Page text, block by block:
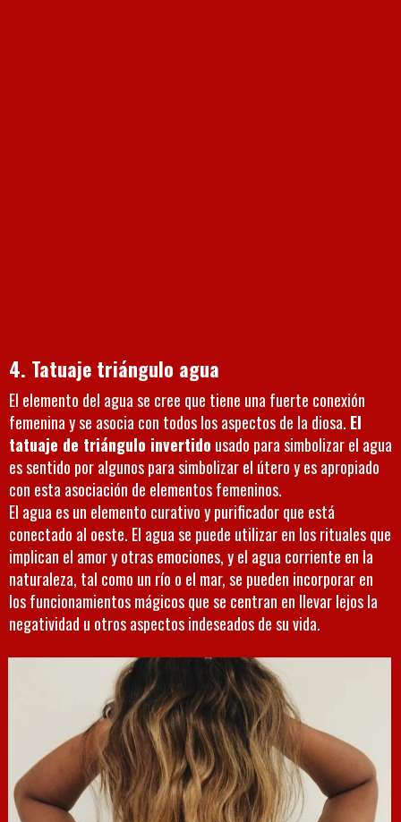
4. Tatuaje triángulo agua
El elemento del agua se cree que tiene una fuerte conexión
femenina y se asocia con todos los aspectos de la diosa. El
tatuaje de triángulo invertido usado para simbolizar el agua
es sentido por algunos para simbolizar el útero y es apropiado
con esta asociación de elementos femeninos.
El agua es un elemento curativo y purificador que está
conectado al oeste. El agua se puede utilizar en los rituales que
implican el amor y otras emociones, y el agua corriente en la
naturaleza, tal como un río o el mar, se pueden incorporar en
los funcionamientos mágicos que se centran en llevar lejos la
negatividad u otros aspectos indeseados de su vida.